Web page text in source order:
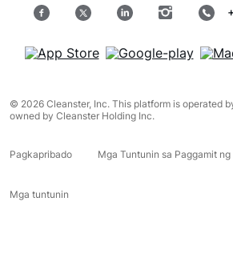
© 2026 Cleanster, Inc. This platform is operated
owned by Cleanster Holding Inc.
Pagkapribado Mga Tuntunin sa Paggamit
Mga tuntunin